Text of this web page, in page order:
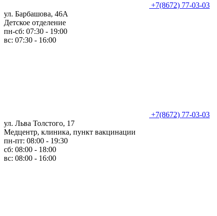
+7(8672) 77-03-03
ул. Барбашова, 46А
Детское отделение
пн-сб: 07:30 - 19:00
вс: 07:30 - 16:00
+7(8672) 77-03-03
ул. Льва Толстого, 17
Медцентр, клиника, пункт вакцинации
пн-пт: 08:00 - 19:30
сб: 08:00 - 18:00
вс: 08:00 - 16:00